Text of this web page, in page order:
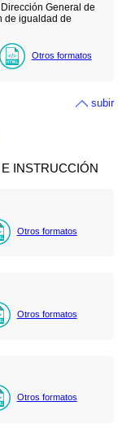
General de
de igualdad de
Otros formatos
subir
INSTRUCCIÓN
Otros formatos
Otros formatos
Otros formatos